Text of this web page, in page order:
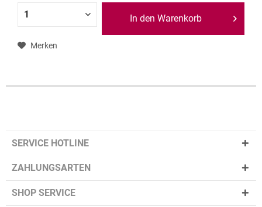
In den Warenkorb
Merken
SERVICE HOTLINE
ZAHLUNGSARTEN
SHOP SERVICE